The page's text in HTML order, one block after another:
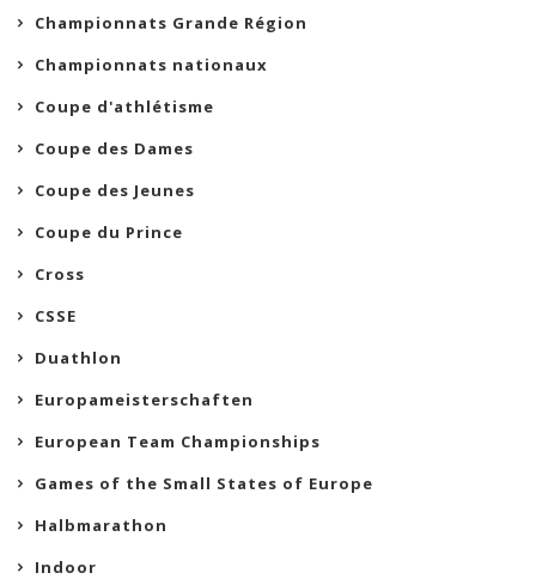
Championnats Grande Région
Championnats nationaux
Coupe d'athlétisme
Coupe des Dames
Coupe des Jeunes
Coupe du Prince
Cross
CSSE
Duathlon
Europameisterschaften
European Team Championships
Games of the Small States of Europe
Halbmarathon
Indoor